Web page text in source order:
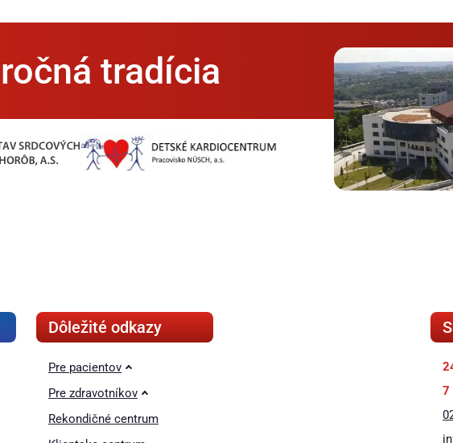
ročná tradícia
Dôležité odkazy
Pre pacientov
Pre zdravotníkov
Rekondičné centrum
7